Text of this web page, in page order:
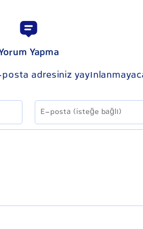
Yapma
adresiniz